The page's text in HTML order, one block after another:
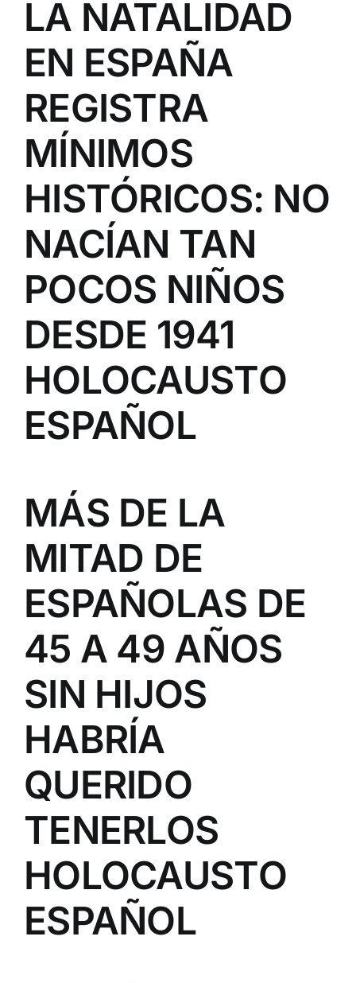
LA NATALIDAD
EN ESPAÑA
REGISTRA
MÍNIMOS
HISTÓRICOS: NO
NACÍAN TAN
POCOS NIÑOS
DESDE 1941
HOLOCAUSTO
ESPAÑOL
MÁS DE LA
MITAD DE
ESPAÑOLAS DE
45 A 49 AÑOS
SIN HIJOS
HABRÍA
QUERIDO
TENERLOS
HOLOCAUSTO
ESPAÑOL